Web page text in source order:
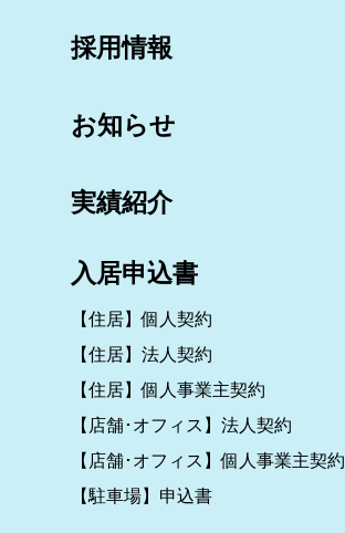
採用情報
お知らせ
実績紹介
入居申込書
【住居】個人契約
【住居】法人契約
【住居】個人事業主契約
【店舗･オフィス】法人契約
【店舗･オフィス】個人事業主契約
【駐車場】申込書